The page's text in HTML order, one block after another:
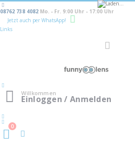
08762 738 4082 Mo. - Fr. 9:00 Uhr - 17:00 Uhr
Jetzt auch per WhatsApp!
Links
Willkommen
Einloggen / Anmelden
Warenkorb
0